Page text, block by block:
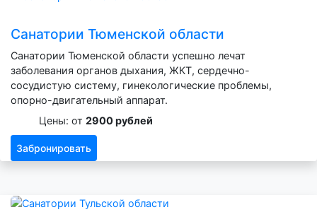
Санатории Тюменской области
Санатории Тюменской области успешно лечат
заболевания органов дыхания, ЖКТ, сердечно-
сосудистую систему, гинекологические проблемы,
опорно-двигательный аппарат.
Цены: от 2900 рублей
Забронировать